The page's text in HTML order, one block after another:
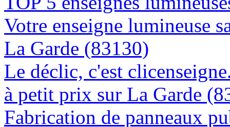
Votre enseigne lumineuse
La Garde (83130)
Le déclic, c'est
à petit prix sur La Garde
Fabrication de panneaux